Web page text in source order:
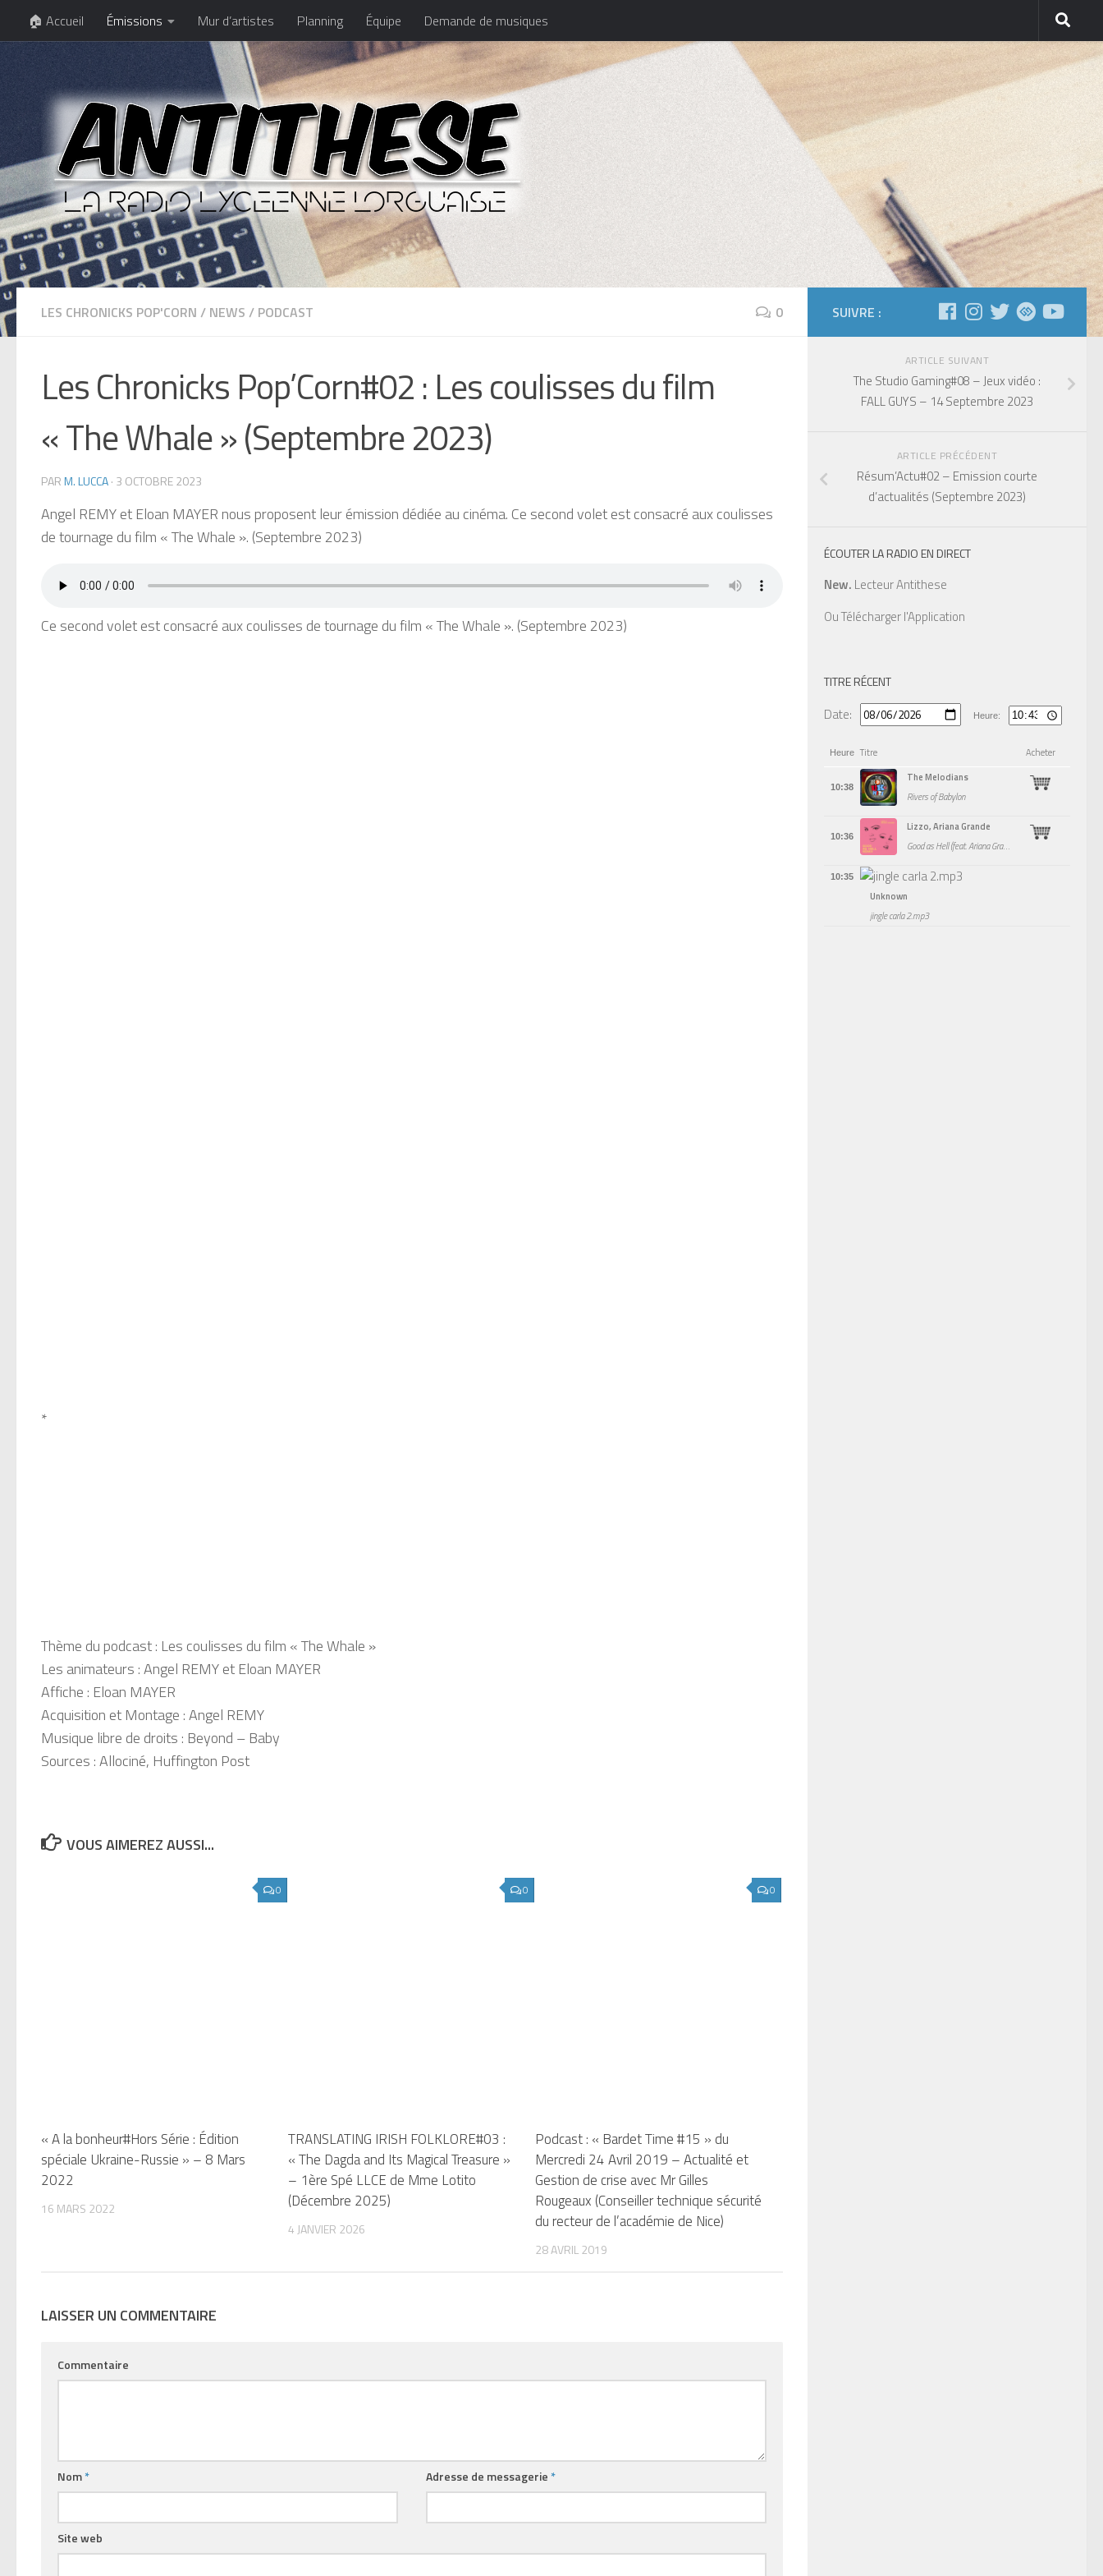
🏠 Accueil Émissions Mur d’artistes Planning Équipe Demande de musiques
LES CHRONICKS POP'CORN / NEWS / PODCAST 0
Les Chronicks Pop’Corn#02 : Les coulisses du film
« The Whale » (Septembre 2023)
PARM. LUCCA· 3 OCTOBRE 2023
Angel REMY et Eloan MAYER nous proposent leur émission dédiée au cinéma. Ce second volet est consacré aux coulisses
de tournage du film « The Whale ». (Septembre 2023)
Ce second volet est consacré aux coulisses de tournage du film « The Whale ». (Septembre 2023)
*
Thème du podcast : Les coulisses du film « The Whale »
Les animateurs : Angel REMY et Eloan MAYER
Affiche : Eloan MAYER
Acquisition et Montage : Angel REMY
Musique libre de droits : Beyond – Baby
Sources : Allociné, Huffington Post
VOUS AIMEREZ AUSSI...
0
« A la bonheur#Hors Série : Édition
spéciale Ukraine-Russie » – 8 Mars
2022
16 MARS 2022
0
TRANSLATING IRISH FOLKLORE#03 :
« The Dagda and Its Magical Treasure »
– 1ère Spé LLCE de Mme Lotito
(Décembre 2025)
4 JANVIER 2026
0
Podcast : « Bardet Time #15 » du
Mercredi 24 Avril 2019 – Actualité et
Gestion de crise avec Mr Gilles
Rougeaux (Conseiller technique sécurité
du recteur de l’académie de Nice)
28 AVRIL 2019
LAISSER UN COMMENTAIRE
Commentaire
Nom* Adresse de messagerie *
Site web
SUIVRE :
ARTICLE SUIVANT
The Studio Gaming#08 – Jeux vidéo :
FALL GUYS – 14 Septembre 2023
ARTICLE PRÉCÉDENT
Résum’Actu#02 – Emission courte
d’actualités (Septembre 2023)
ÉCOUTER LA RADIO EN DIRECT
New. Lecteur Antithese
OuTélécharger l'Application
TITRE RÉCENT
Date: Heure:
Heure Titre Acheter
10:38
The Melodians
Rivers of Babylon
10:36
Lizzo, Ariana Grande
Good as Hell (feat. Ariana Grande) - Remix
10:35
Unknown
jingle carla 2.mp3